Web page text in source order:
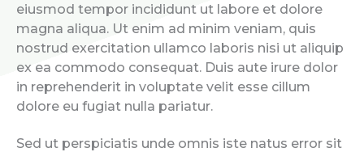
eiusmod tempor incididunt ut labore et dolore
magna aliqua. Ut enim ad minim veniam, quis
nostrud exercitation ullamco laboris nisi ut aliquip
ex ea commodo consequat. Duis aute irure dolor
in reprehenderit in voluptate velit esse cillum
dolore eu fugiat nulla pariatur.
Sed ut perspiciatis unde omnis iste natus error sit